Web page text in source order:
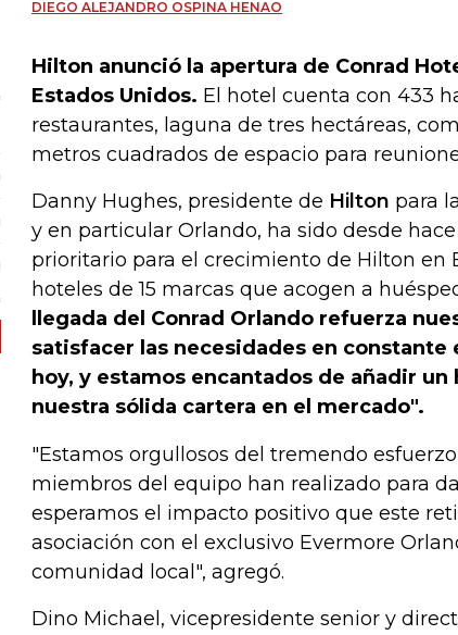
DIEGO ALEJANDRO OSPINA HENAO
Hilton anunció la apertura de Conrad
Estados Unidos. El hotel cuenta con 433
restaurantes, laguna de tres hectáreas,
metros cuadrados de espacio para
Danny Hughes, presidente de Hilton para
y en particular Orlando, ha sido desde
prioritario para el crecimiento de Hilton en
hoteles de 15 marcas que acogen a
llegada del Conrad Orlando refuerza
satisfacer las necesidades en
hoy, y estamos encantados de añadir
nuestra sólida cartera en el mercado".
"Estamos orgullosos del tremendo
miembros del equipo han realizado para
esperamos el impacto positivo que este
asociación con el exclusivo Evermore
comunidad local", agregó.
Dino Michael, vicepresidente senior y